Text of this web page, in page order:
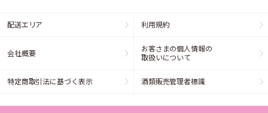
配送エリア 利用規約
会社概要
お客さまの個人情報の
取扱いについて
特定商取引法に基づく表示 酒類販売管理者標識